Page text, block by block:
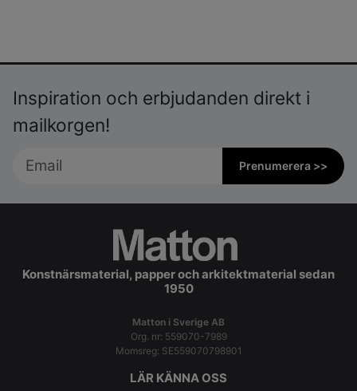
Inspiration och erbjudanden direkt i
mailkorgen!
Prenumerera >>
Konstnärsmaterial, papper och arkitektmaterial sedan
1950
Matton i Sverige AB
Org. nr: 559070-7989
Momsreg: SE559070798901
LÄR KÄNNA OSS